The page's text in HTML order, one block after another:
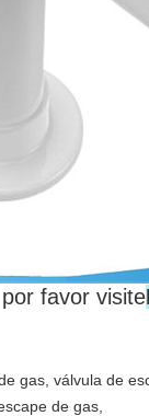
favor visite
gas, válvula de
de gas,